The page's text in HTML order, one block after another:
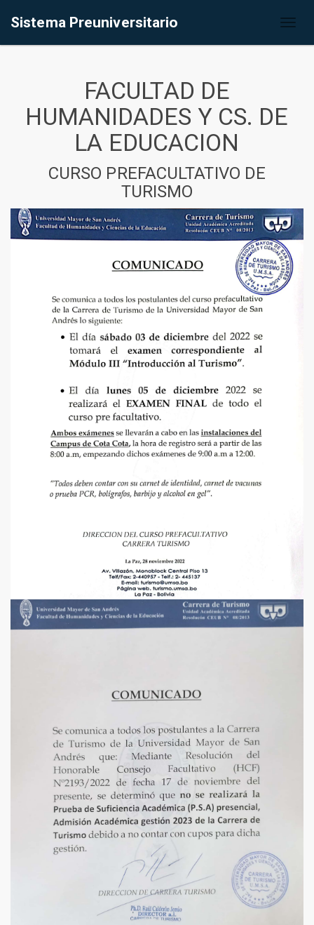
Sistema Preuniversitario
FACULTAD DE
HUMANIDADES Y CS. DE
LA EDUCACION
CURSO PREFACULTATIVO DE
TURISMO